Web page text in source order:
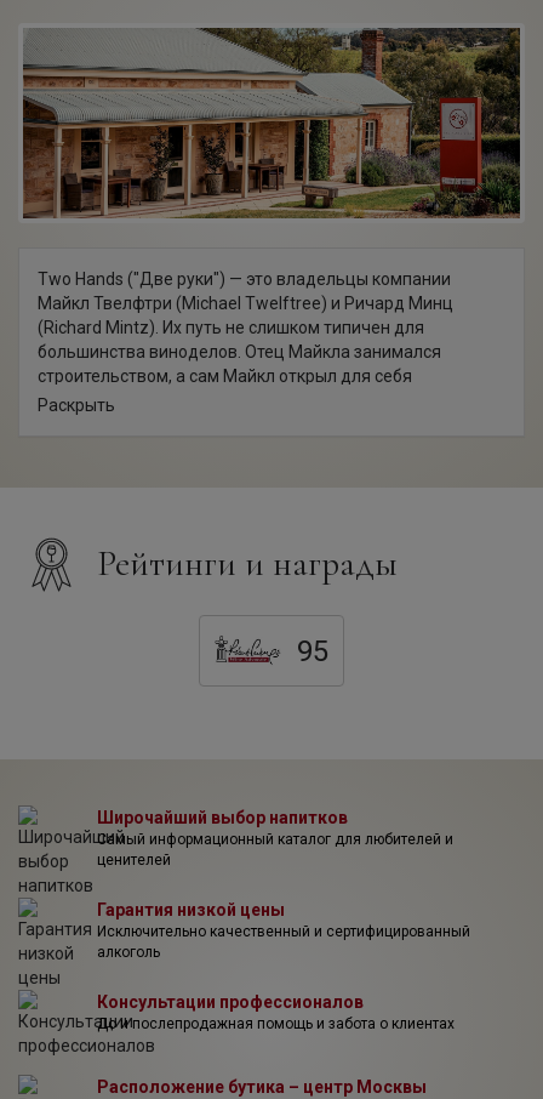
Two Hands ("Две руки") — это владельцы компании
Майкл Твелфтри (Michael Twelftree) и Ричард Минц
(Richard Mintz). Их путь не слишком типичен для
большинства виноделов. Отец Майкла занимался
строительством, а сам Майкл открыл для себя
очарование и многогранность винного мира лишь в 26
нескольких австралийских виноделен. Ричард Минц
заинтересовался винной тематикой, когда возглавлял
одну из ведущих бондарных компаний Австралии. В 1999
году у двух друзей родилась идея совместного проекта
Two Hands. Философия Two Hands выражена просто —
"Качество без компромиссов". Табличку с этой надписью
можно найти и в лаборатории Two Hands, и на рекламе их
Раскрыть
Рейтинги и награды
95
Широчайший выбор напитков
Самый информационный каталог для любителей и
ценителей
Гарантия низкой цены
Исключительно качественный и сертифицированный
алкоголь
Консультации профессионалов
До и послепродажная помощь и забота о клиентах
Расположение бутика – центр Москвы